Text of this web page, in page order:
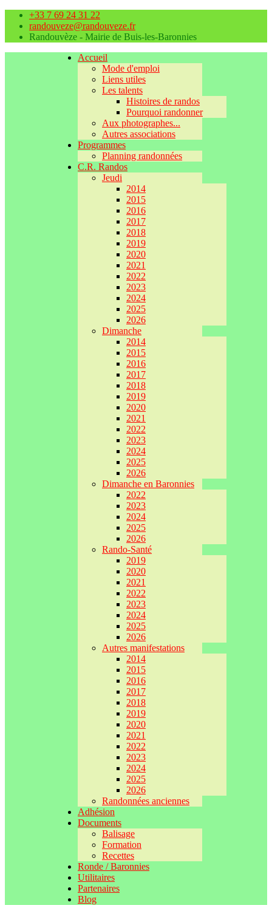
+33 7 69 24 31 22
randouveze@randouveze.fr
Randouvèze - Mairie de Buis-les-Baronnies
Accueil
Mode d'emploi
Liens utiles
Les talents
Histoires de randos
Pourquoi randonner
Aux photographes...
Autres associations
Programmes
Planning randonnées
C.R. Randos
Jeudi
2014
2015
2016
2017
2018
2019
2020
2021
2022
2023
2024
2025
2026
Dimanche
2014
2015
2016
2017
2018
2019
2020
2021
2022
2023
2024
2025
2026
Dimanche en Baronnies
2022
2023
2024
2025
2026
Rando-Santé
2019
2020
2021
2022
2023
2024
2025
2026
Autres manifestations
2014
2015
2016
2017
2018
2019
2020
2021
2022
2023
2024
2025
2026
Randonnées anciennes
Adhésion
Documents
Balisage
Formation
Recettes
Ronde / Baronnies
Utilitaires
Partenaires
Blog